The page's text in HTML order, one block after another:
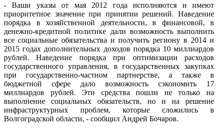
- Ваши указы от мая 2012 года исполняются и имеют
приоритетное значение при принятии решений. Наведение
порядка в хозяйственной деятельности, в финансовой, в
денежно-кредитной политике дали возможность выполнить
все социальные обязательства и получить региону в 2014 и
2015 годах дополнительных доходов порядка 10 миллиардов
рублей. Наведение порядка при оптимизации расходов
государственного управления, в государственных закупках
при государственно-частном партнерстве, а также в
бюджетной сфере дало возможность сэкономить 17
миллиардов рублей. Эти средства пошли не только на
выполнение социальных обязательств, но и на решение
инфраструктурных проблем, которые сложились в
Волгоградской области, - сообщил Андрей Бочаров.